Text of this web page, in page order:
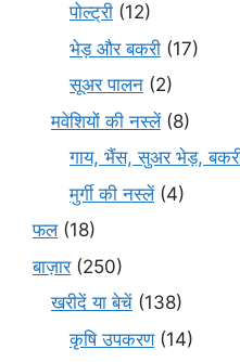
पोल्ट्री (12)
भेड़ और बकरी (17)
सूअर पालन (2)
मवेशियों की नस्लें(8)
गाय, भैंस, सुअर भेड़,
मुर्गी की नस्लें(4)
फल(18)
बाज़ार(250)
खरीदें या बेचें (138)
कृषि उपकरण(14)